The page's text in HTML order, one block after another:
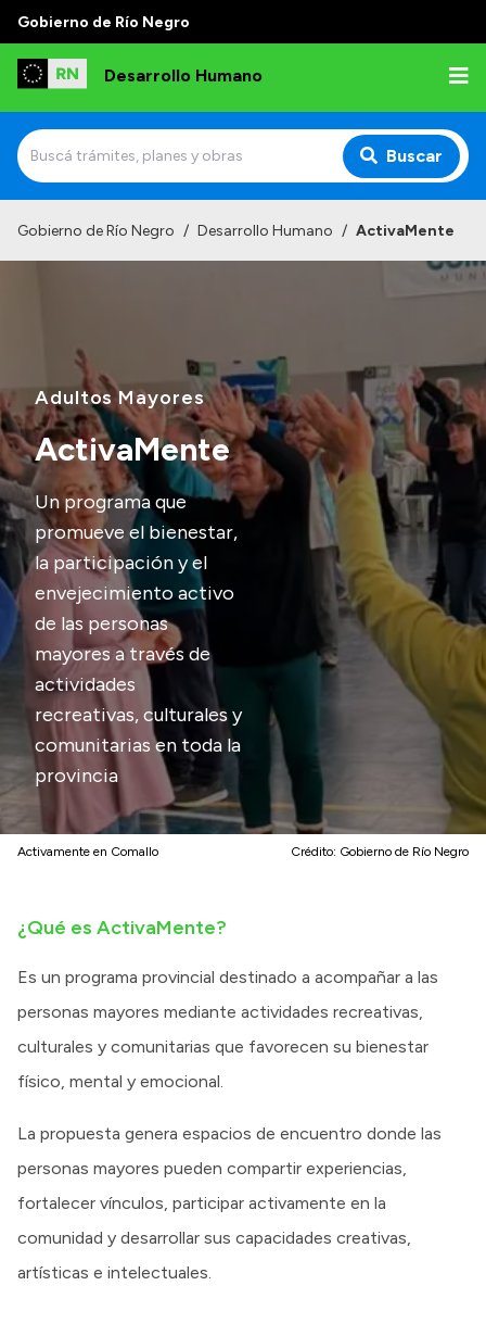
Gobierno de Río Negro
Desarrollo Humano
Buscar
Autoridades
Delegaciones
Normativa
Transparencia
Presupuesto
Boletín Oficial
Compras y licitaciones
Consulta de expedientes
Consulta de pago a proveedores
Convocatorias
Intranet
Gobierno de Río Negro / Desarrollo Humano / ActivaMente
Adultos Mayores
ActivaMente
Un programa que
promueve el bienestar,
la participación y el
envejecimiento activo
de las personas
mayores a través de
actividades
recreativas, culturales y
comunitarias en toda la
provincia
Activamente en Comallo Crédito: Gobierno de Río Negro
¿Qué es ActivaMente?
Es un programa provincial destinado a acompañar a las
personas mayores mediante actividades recreativas,
culturales y comunitarias que favorecen su bienestar
físico, mental y emocional.
La propuesta genera espacios de encuentro donde las
personas mayores pueden compartir experiencias,
fortalecer vínculos, participar activamente en la
comunidad y desarrollar sus capacidades creativas,
artísticas e intelectuales.